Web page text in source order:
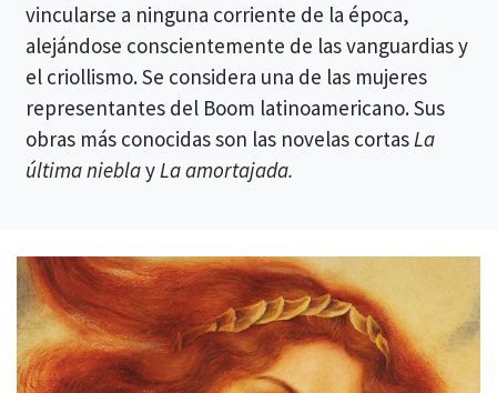
vincularse a ninguna corriente de la época,
alejándose conscientemente de las vanguardias y
el criollismo. Se considera una de las mujeres
representantes del Boom latinoamericano. Sus
obras más conocidas son las novelas cortasLa
última nieblayLa amortajada.